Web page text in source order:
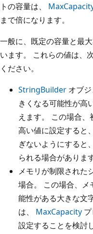
トの容量は、
まで倍になります。
一般に、既定の容量と最
います。 これらの値は、
ください。
StringBuilder オブ
きくなる可能性が高
えます。 この場合、
高い値に設定すると
ぎないようにすると
られる場合があります
メモリが制限された
場合。 この場合、
能性がある大きな文
は、 MaxCapacity
設定することを検討